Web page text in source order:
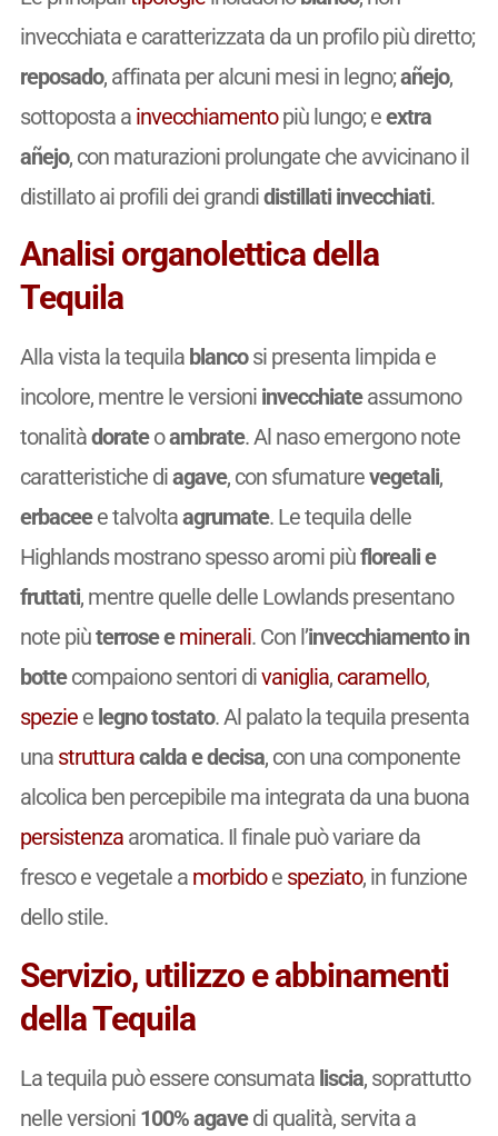
invecchiata e caratterizzata da un profilo più diretto;
reposado, affinata per alcuni mesi in legno;añejo,
sottoposta a invecchiamentopiù lungo; eextra
añejo, con maturazioni prolungate che avvicinano il
distillato ai profili dei grandidistillati invecchiati.
Analisi organolettica della
Tequila
Alla vista la tequila blancosi presenta limpida e
incolore, mentre le versioni invecchiateassumono
tonalitàdorateoambrate. Al naso emergono note
caratteristiche diagave, con sfumaturevegetali,
erbaceee talvoltaagrumate. Le tequila delle
Highlands mostrano spesso aromi piùfloreali e
fruttati, mentre quelle delle Lowlands presentano
note piùterrose eminerali. Con l’invecchiamento in
bottecompaiono sentori divaniglia, caramello,
speziee legno tostato. Al palato la tequila presenta
una strutturacalda e decisa, con una componente
alcolica ben percepibile ma integrata da una buona
persistenzaaromatica. Il finale può variare da
fresco e vegetale a morbidoe speziato, in funzione
dello stile.
Servizio, utilizzo e abbinamenti
della Tequila
La tequila può essere consumata liscia, soprattutto
nelle versioni 100% agavedi qualità, servita a